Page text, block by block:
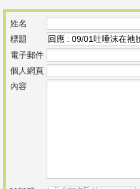
姓名
標題
電子郵件
個人網頁
內容